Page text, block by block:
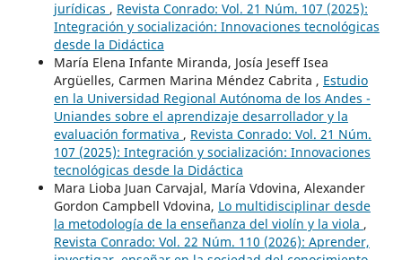
jurídicas , Revista Conrado: Vol. 21 Núm. 107 (2025):
Integración y socialización: Innovaciones tecnológicas
desde la Didáctica
María Elena Infante Miranda, Josía Jeseff Isea
Argüelles, Carmen Marina Méndez Cabrita , Estudio
en la Universidad Regional Autónoma de los Andes -
Uniandes sobre el aprendizaje desarrollador y la
evaluación formativa , Revista Conrado: Vol. 21 Núm.
107 (2025): Integración y socialización: Innovaciones
tecnológicas desde la Didáctica
Mara Lioba Juan Carvajal, María Vdovina, Alexander
Gordon Campbell Vdovina, Lo multidisciplinar desde
la metodología de la enseñanza del violín y la viola ,
Revista Conrado: Vol. 22 Núm. 110 (2026): Aprender,